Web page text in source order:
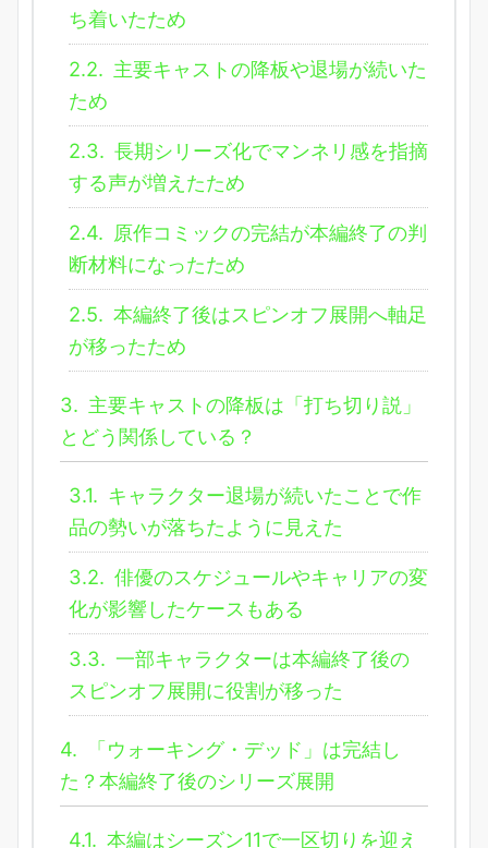
ち着いたため
2.2. 主要キャストの降板や退場が続いた
ため
2.3. 長期シリーズ化でマンネリ感を指摘
する声が増えたため
2.4. 原作コミックの完結が本編終了の判
断材料になったため
2.5. 本編終了後はスピンオフ展開へ軸足
が移ったため
3. 主要キャストの降板は「打ち切り説」
とどう関係している？
3.1. キャラクター退場が続いたことで作
品の勢いが落ちたように見えた
3.2. 俳優のスケジュールやキャリアの変
化が影響したケースもある
3.3. 一部キャラクターは本編終了後の
スピンオフ展開に役割が移った
4.
「ウォーキング・デッド」は完結し
た？本編終了後のシリーズ展開
4.1. 本編はシーズン11で一区切りを迎え